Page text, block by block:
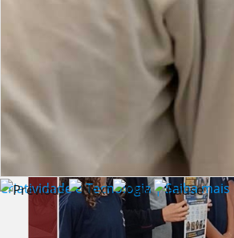
Criatividade e Tecnologia | Saiba mais